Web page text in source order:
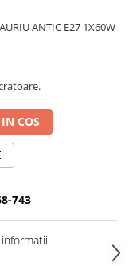
ANTIC E27 1X60W
COS
743